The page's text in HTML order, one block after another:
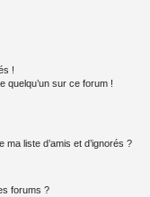
!
quelqu’un sur ce forum !
liste d’amis et d’ignorés ?
forums ?